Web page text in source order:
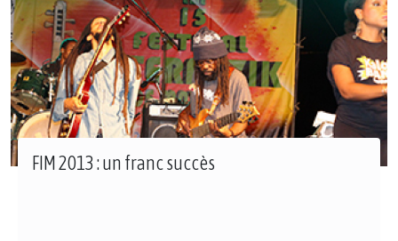
FIM 2013 : un franc succès